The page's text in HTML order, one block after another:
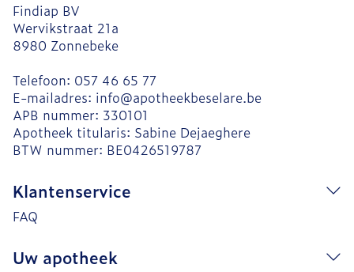
Findiap BV
Wervikstraat 21a
8980 Zonnebeke
Telefoon: 057 46 65 77
E-mailadres: info@apotheekbeselare.be
APB nummer: 330101
Apotheek titularis: Sabine Dejaeghere
BTW nummer: BE0426519787
Klantenservice
FAQ
Uw apotheek